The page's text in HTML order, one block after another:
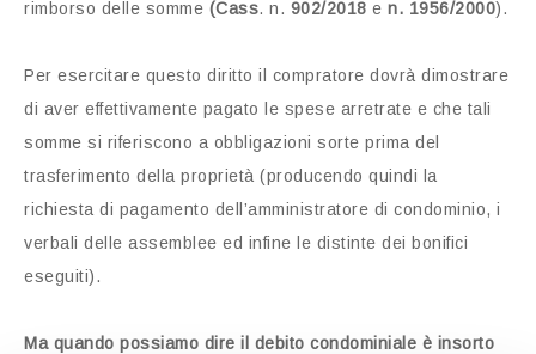
rimborso delle somme (Cass. n. 902/2018 e n. 1956/2000).
Per esercitare questo diritto il compratore dovrà dimostrare
di aver effettivamente pagato le spese arretrate e che tali
somme si riferiscono a obbligazioni sorte prima del
trasferimento della proprietà (producendo quindi la
richiesta di pagamento dell’amministratore di condominio, i
verbali delle assemblee ed infine le distinte dei bonifici
eseguiti).
Ma quando possiamo dire il debito condominiale è insorto